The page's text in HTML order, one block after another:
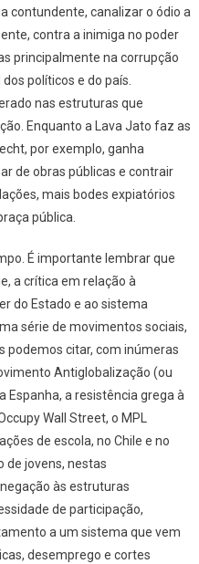
contundente, canalizar o ódio a
contra a inimiga no poder
principalmente na corrupção
políticos e do país.
nas estruturas que
Enquanto a Lava Jato faz as
por exemplo, ganha
de obras públicas e contrair
mais bodes expiatórios
pública.
É importante lembrar que
a crítica em relação à
do Estado e ao sistema
série de movimentos sociais,
podemos citar, com inúmeras
Antiglobalização (ou
Espanha, a resistência grega à
Wall Street, o MPL
de escola, no Chile e no
de jovens, nestas
às estruturas
de participação,
a um sistema que vem
desemprego e cortes